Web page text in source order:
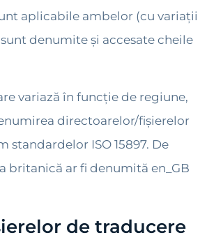
aplicabile ambelor (cu variații
denumite și accesate cheile
variază în funcție de regiune,
directoarelor/fișierelor
standardelor ISO 15897. De
britanică ar fi denumită en_GB
de traducere